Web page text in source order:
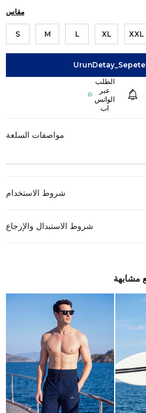
مقاس
S M L XL XXL
مواصفات السلعة
شروط الاستخدام
شروط الاستبدال والإرجاع
مشابهة